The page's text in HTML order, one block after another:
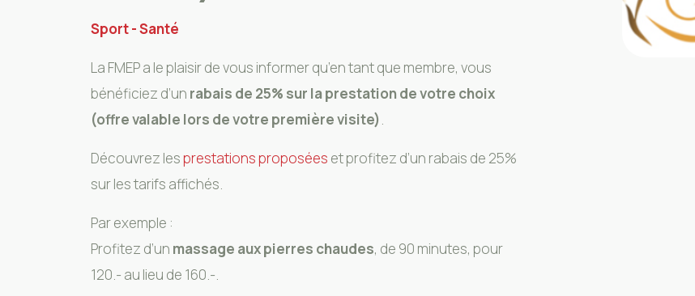
Sport - Santé
La FMEP a le plaisir de vous informer qu’en tant que membre, vous
bénéficiez d’un rabais de 25% sur la prestation de votre choix
(offre valable lors de votre première visite) .
Découvrez lesprestations proposées et profitez d’un rabais de 25%
sur les tarifs affichés.
Par exemple :
Profitez d’un massage aux pierres chaudes, de 90 minutes, pour
120.- au lieu de 160.-.